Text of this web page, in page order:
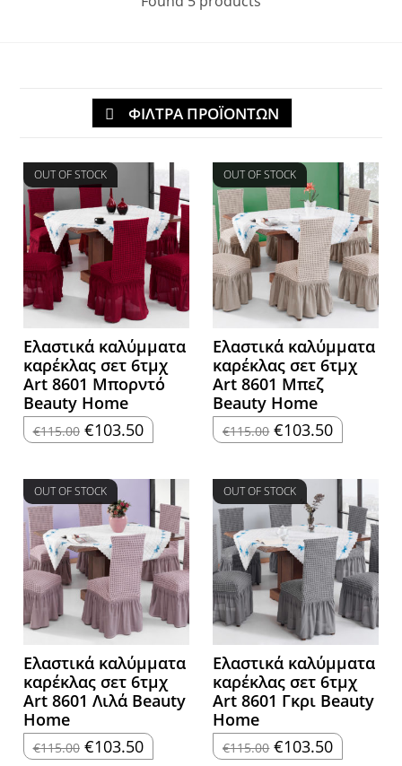
ΦΙΛΤΡΑ ΠΡΟΪΟΝΤΩΝ
OUT OF STOCK
Ελαστικά καλύμματα
καρέκλας σετ 6τμχ
Art 8601 Μπορντό
Beauty Home
€115.00 Original
price
€103.50Η
τρέχουσα
€103.50.
OUT OF STOCK
Ελαστικά καλύμματα
καρέκλας σετ 6τμχ
Art 8601 Μπεζ
Beauty Home
€115.00 Original
price
€103.50Η
τρέχουσα
€103.50.
OUT OF STOCK
Ελαστικά καλύμματα
καρέκλας σετ 6τμχ
Art 8601 Λιλά Beauty
Home
€115.00 Original
price
€103.50Η
τρέχουσα
OUT OF STOCK
Ελαστικά καλύμματα
καρέκλας σετ 6τμχ
Art 8601 Γκρι Beauty
Home
€115.00 Original
price
€103.50Η
τρέχουσα